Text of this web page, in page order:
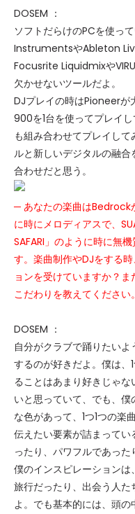
DOSEM ：
ソフトだらけのPCを使っ
InstrumentsやAbleton
Focusrite Liquidmixや
欠かせないツールだよ。
DJプレイの時はPioneerが
900を1台を使ってプレイ
も組み合わせてプレイし
ルと新しいデジタルの融
合わせだと思う。
─ あなたの楽曲はBedrock
に時にメロディアスで、
SAFARI」のように時に無
す。楽曲制作やDJをする
ョンを受けていますか？
こだわりを教えてください。
DOSEM ：
自分がクラブで踊りたい
するのが好きだよ。僕は、
ることはあまり好きじゃ
いと思っていて、でも、
な色があって、1つ1つの楽
伝えたい要素が詰まって
ったり、パワフルであった
僕のインスピレーションは
旅行だったり、出会う人
よ。でも基本的には、頭